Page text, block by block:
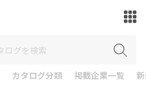
カタログ分類 掲載企業一覧